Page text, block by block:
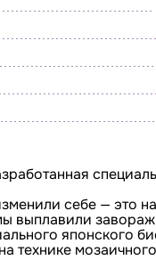
себе — это
выплавили
японского
технике